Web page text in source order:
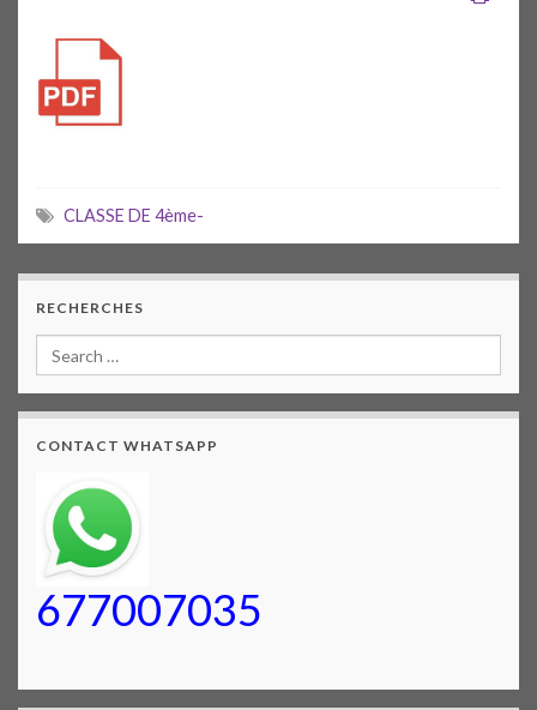
CLASSE DE 4ème-
RECHERCHES
CONTACT WHATSAPP
677007035